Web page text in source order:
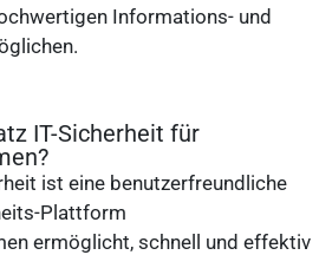
Informations- und
IT-Sicherheit für
ist eine benutzerfreundliche
Plattform
ermöglicht, schnell und effektiv